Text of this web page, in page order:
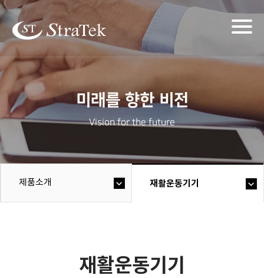
미래를 향한 비전
Vision for the future
제품소개 재활운동기기
재활운동기기